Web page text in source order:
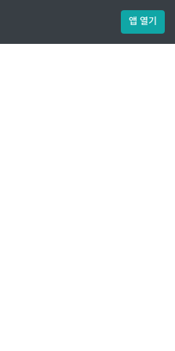
앱 열기